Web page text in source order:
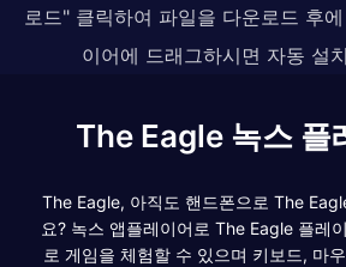
로드" 클릭하여 파일을 다운로드 후
이어에 드래그하시면 자동 설
The Eagle 녹스 플
The Eagle, 아직도 핸드폰으로 The
요? 녹스 앱플레이어로 The Eagle 플레
로 게임을 체험할 수 있으며 키보드, 마